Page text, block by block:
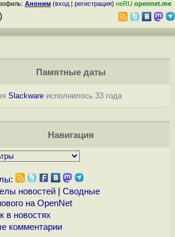
Аноним (вход | регистрация) неRU opennet.me
)
Памятные даты
Slackwareисполнилось 33 года
Навигация
новостей| Сводные
на OpenNet
в новостях
комментарии